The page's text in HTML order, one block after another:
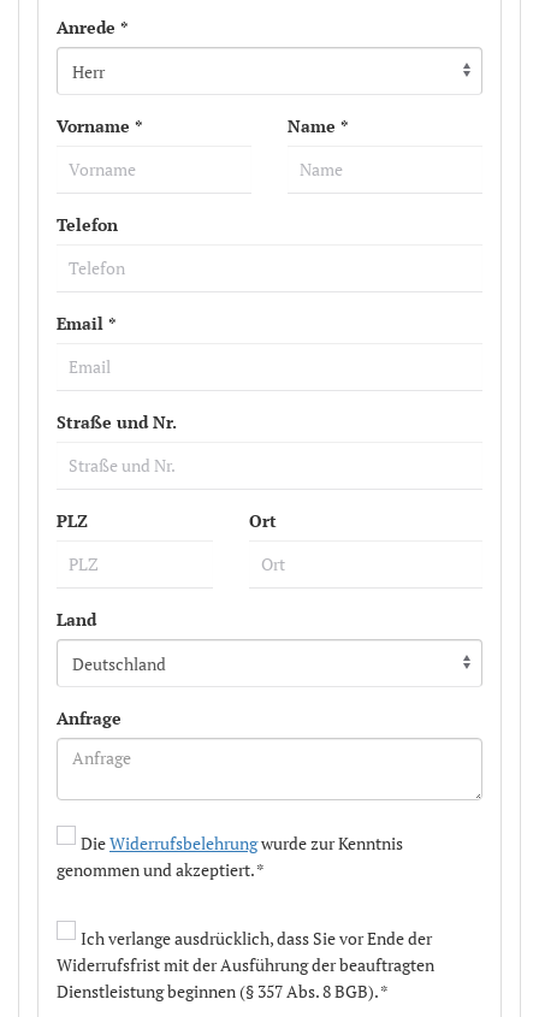
Anrede *
Vorname * Name *
Telefon
Email *
Straße und Nr.
PLZ Ort
Land
Anfrage
DieWiderrufsbelehrungwurde zur Kenntnis
genommen und akzeptiert. *
Ich verlange ausdrücklich, dass Sie vor Ende der
Widerrufsfrist mit der Ausführung der beauftragten
Dienstleistung beginnen (§ 357 Abs. 8 BGB). *